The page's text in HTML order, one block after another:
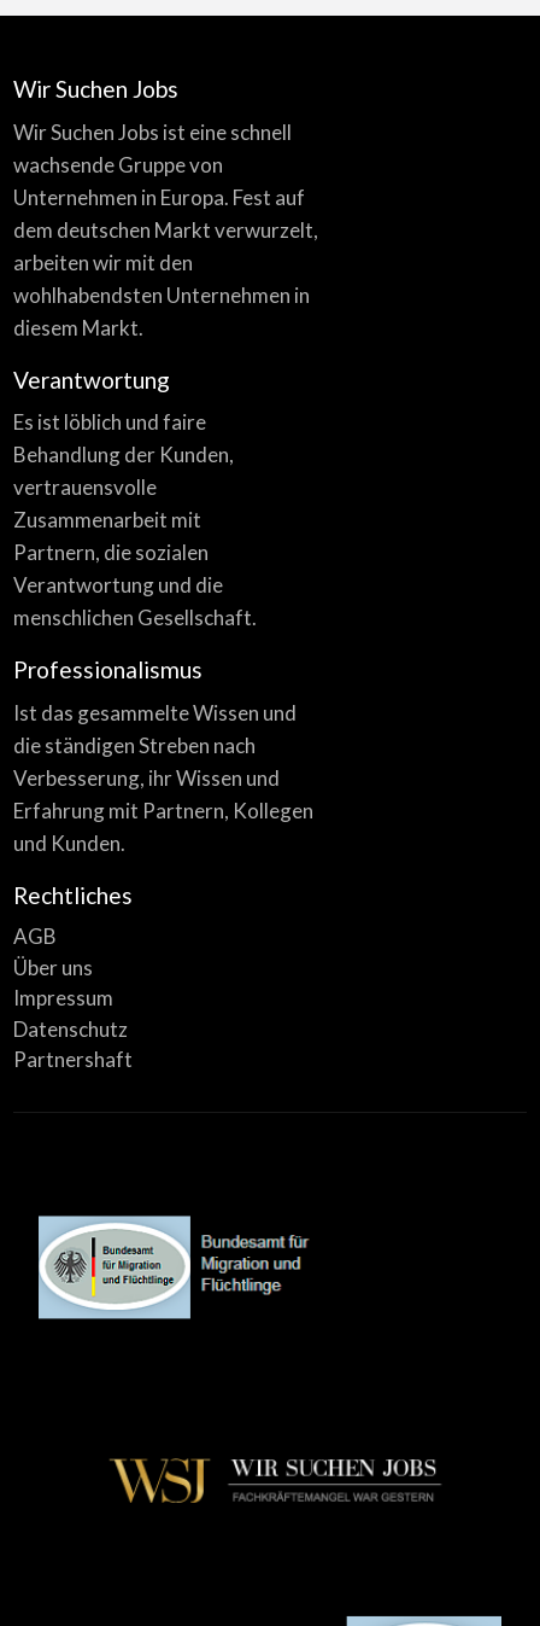
Wir Suchen Jobs
Wir Suchen Jobs ist eine schnell
wachsende Gruppe von
Unternehmen in Europa. Fest auf
dem deutschen Markt verwurzelt,
arbeiten wir mit den
wohlhabendsten Unternehmen in
diesem Markt.
Verantwortung
Es ist löblich und faire
Behandlung der Kunden,
vertrauensvolle
Zusammenarbeit mit
Partnern, die sozialen
Verantwortung und die
menschlichen Gesellschaft.
Professionalismus
Ist das gesammelte Wissen und
die ständigen Streben nach
Verbesserung, ihr Wissen und
Erfahrung mit Partnern, Kollegen
und Kunden.
Rechtliches
AGB
Über uns
Impressum
Datenschutz
Partnershaft